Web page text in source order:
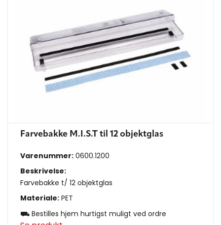
Farvebakke M.I.S.T til 12 objektglas
Varenummer: 0600.1200
Beskrivelse:
Farvebakke t/ 12 objektglas
Materiale: PET
⛟ Bestilles hjem hurtigst muligt ved ordre